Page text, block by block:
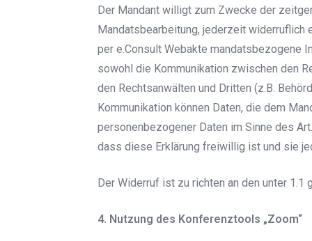
Der Mandant willigt zum Zwecke der
Mandatsbearbeitung, jederzeit widerruflich
per e.Consult Webakte mandatsbezogene
sowohl die Kommunikation zwischen den
den Rechtsanwälten und Dritten (z.B.
Kommunikation können Daten, die dem
personenbezogener Daten im Sinne des
dass diese Erklärung freiwillig ist und sie
Der Widerruf ist zu richten an den unter 1.1
4. Nutzung des Konferenztools „Zoom“